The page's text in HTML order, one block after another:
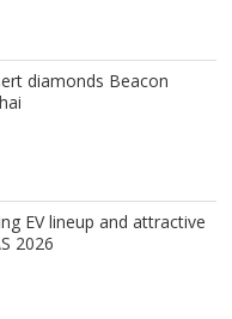
diamonds Beacon
EV lineup and attractive
2026